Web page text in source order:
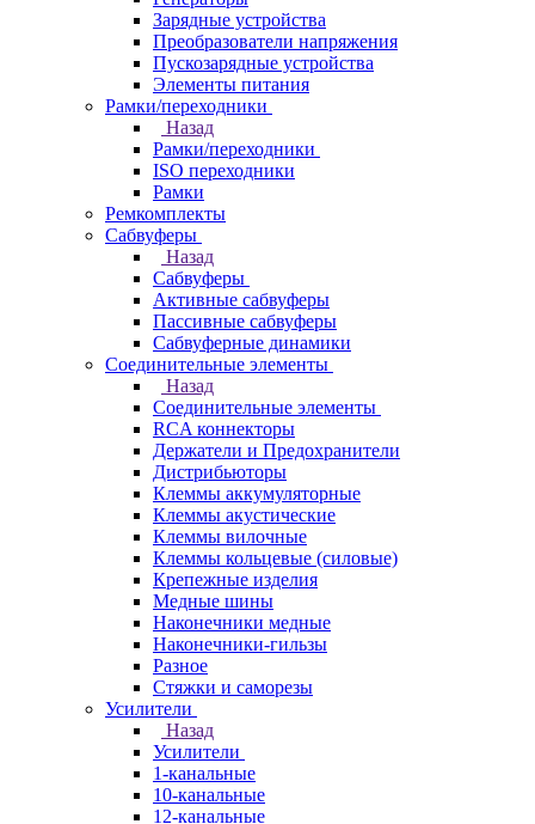
Зарядные устройства
Преобразователи напряжения
Пускозарядные устройства
Элементы питания
Рамки/переходники
Назад
Рамки/переходники
ISO переходники
Рамки
Ремкомплекты
Сабвуферы
Назад
Сабвуферы
Активные сабвуферы
Пассивные сабвуферы
Сабвуферные динамики
Соединительные элементы
Назад
Соединительные элементы
RCA коннекторы
Держатели и Предохранители
Дистрибьюторы
Клеммы аккумуляторные
Клеммы акустические
Клеммы вилочные
Клеммы кольцевые (силовые)
Крепежные изделия
Медные шины
Наконечники медные
Наконечники-гильзы
Разное
Стяжки и саморезы
Усилители
Назад
Усилители
1-канальные
10-канальные
12-канальные